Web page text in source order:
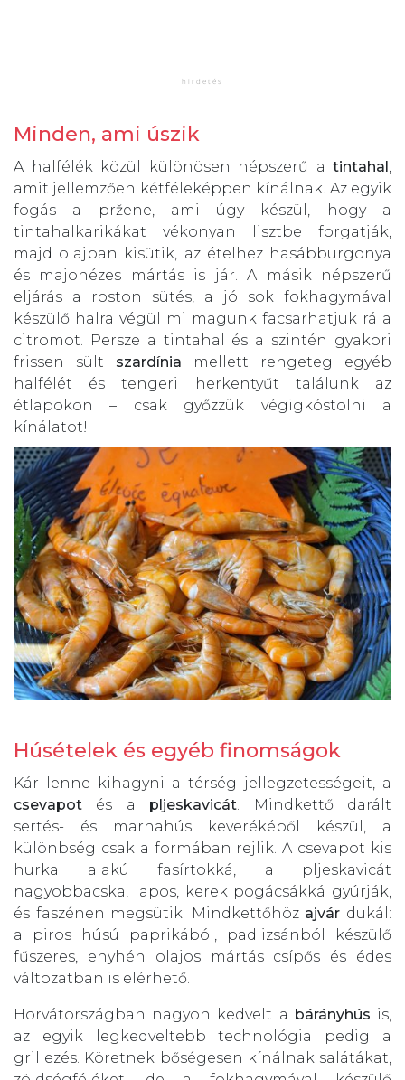
Minden, ami úszik
A halfélék közül különösen népszerű a tintahal ,
amit jellemzően kétféleképpen kínálnak. Az egyik
fogás a pržene, ami úgy készül, hogy a
tintahalkarikákat vékonyan lisztbe forgatják,
majd olajban kisütik, az ételhez hasábburgonya
és majonézes mártás is jár. A másik népszerű
eljárás a roston sütés, a jó sok fokhagymával
készülő halra végül mi magunk facsarhatjuk rá a
citromot. Persze a tintahal és a szintén gyakori
frissen sült szardínia mellett rengeteg egyéb
halfélét és tengeri herkentyűt találunk az
étlapokon – csak győzzük végigkóstolni a
kínálatot!
Húsételek és egyéb finomságok
Kár lenne kihagyni a térség jellegzetességeit, a
csevapot és a pljeskavicát . Mindkettő darált
sertés- és marhahús keverékéből készül, a
különbség csak a formában rejlik. A csevapot kis
hurka alakú fasírtokká, a pljeskavicát
nagyobbacska, lapos, kerek pogácsákká gyúrják,
és faszénen megsütik. Mindkettőhöz ajvár dukál:
a piros húsú paprikából, padlizsánból készülő
fűszeres, enyhén olajos mártás csípős és édes
változatban is elérhető.
Horvátországban nagyon kedvelt a bárányhús is,
az egyik legkedveltebb technológia pedig a
grillezés. Köretnek bőségesen kínálnak salátákat,